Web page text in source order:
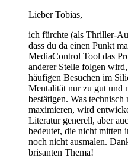
Lieber Tobias,
ich fürchte (als Thriller-
dass du da einen Punkt
MediaControl Tool das
anderer Stelle folgen
häufigen Besuchen im
Mentalität nur zu gut und
bestätigen. Was
maximieren, wird
Literatur generell, aber
bedeutet, die nicht mitten
noch nicht ausmalen.
brisanten Thema!